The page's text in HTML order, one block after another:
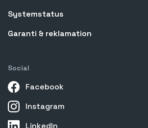
Systemstatus
Garanti & reklamation
Social
Facebook
Instagram
LinkedIn